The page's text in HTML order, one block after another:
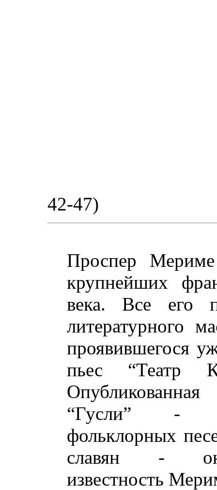
42-47)
Проспер
крупнейших
века. Все его
литературного
проявившегося
пьес “Театр
“Гусли” -
фольклорных
славян -
известность